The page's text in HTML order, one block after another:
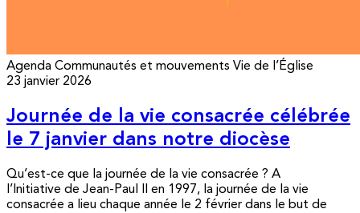
Agenda Communautés et mouvements Vie de l’Église
23 janvier 2026
Journée de la vie consacrée célébrée
le 7 janvier dans notre diocèse
Qu’est-ce que la journée de la vie consacrée ? A
l’Initiative de Jean-Paul II en 1997, la journée de la vie
consacrée a lieu chaque année le 2 février dans le but de